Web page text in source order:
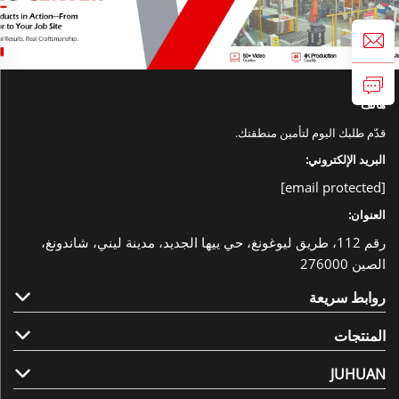
هاتف
قدّم طلبك اليوم لتأمين منطقتك.
البريد الإلكتروني:
[email protected]
العنوان:
رقم 112، طريق ليوغونغ، حي ييها الجديد، مدينة ليني، شاندونغ،
الصين 276000
روابط سريعة
المنتجات
JUHUAN